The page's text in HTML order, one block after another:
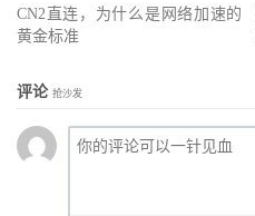
CN2直连，为什么是网络加速的
黄金标准
评论 抢沙发